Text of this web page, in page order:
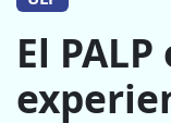
El